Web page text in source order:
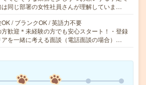
同じ部署の女性社員さんが理解していま…
/ ブランクOK / 英語力不要
方歓迎＊未経験の方でも安心スタート！・登録
を一緒に考える面談（電話面談の場合）…